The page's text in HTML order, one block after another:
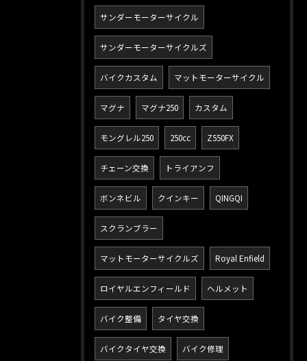
サンダーモーターサイクル
サンダーモーターサイクルズ
バイクカスタム マットモーターサイクル
マグナ マグナ250 カスタム
モングレル250 250cc Z550FX
チェーン交換 トライアンフ
ボンネビル クインキー QINGQI
スクランブラー
マットモーターサイクルズ Royal Enfield
ロイヤルエンフィールド ヘルメット
バイク整備 タイヤ交換
バイクタイヤ交換 バイク修理